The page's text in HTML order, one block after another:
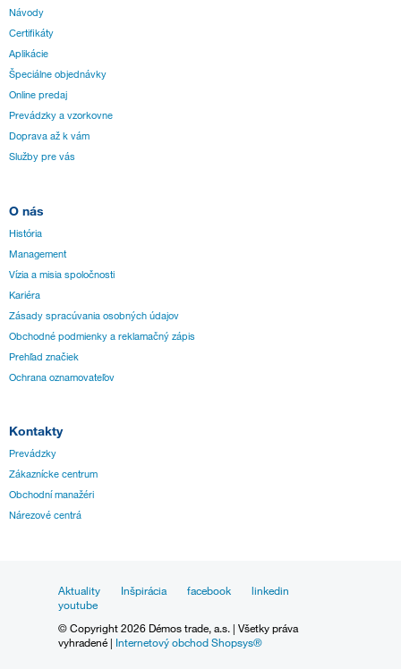
Návody
Certifikáty
Aplikácie
Špeciálne objednávky
Online predaj
Prevádzky a vzorkovne
Doprava až k vám
Služby pre vás
O nás
História
Management
Vízia a misia spoločnosti
Kariéra
Zásady spracúvania osobných údajov
Obchodné podmienky a reklamačný zápis
Prehľad značiek
Ochrana oznamovateľov
Kontakty
Prevádzky
Zákaznícke centrum
Obchodní manažéri
Nárezové centrá
Aktuality Inšpirácia facebook
linkedin
youtube
© Copyright 2026 Démos trade, a.s. | Všetky práva
vyhradené | Internetový obchod Shopsys®